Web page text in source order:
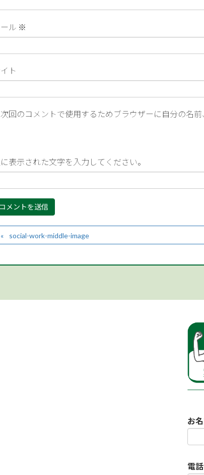
ル ※
ト
次回のコメントで使用するためブラウザーに自分の名
表示された文字を入力してください。
social-work-middle-image
お
電